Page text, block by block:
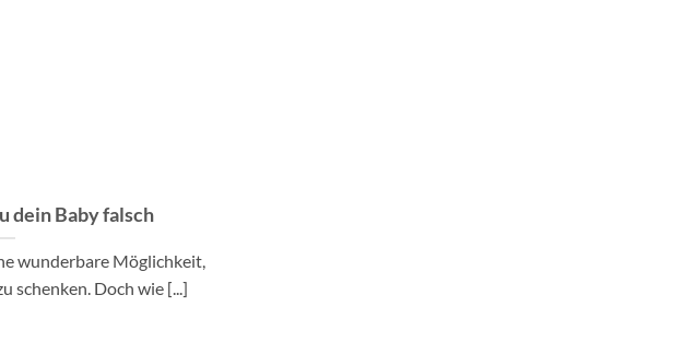
dein Baby falsch
wunderbare Möglichkeit,
schenken. Doch wie [...]